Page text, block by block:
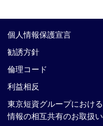
個人情報保護宣言
勧誘方針
倫理コード
利益相反
東京短資グループにおける
情報の相互共有のお取扱い